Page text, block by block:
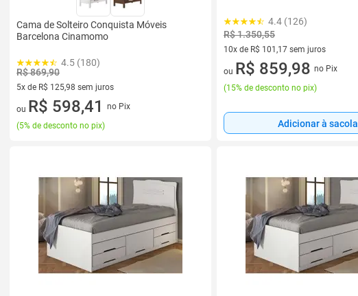
Cama de Solteiro Conquista Móveis
Barcelona Cinamomo
4.5 (180)
R$ 869,90
5x de R$ 125,98 sem juros
5 vez de R$ 125,98 sem juros
ou R$ 598,41
no Pix
(5% de desconto no pix)
4.4 (126)
R$ 1.350,55
10x de R$ 101,17 sem juros
10 vez de R$ 101,17 sem juros
ou R$ 859,98 no Pix
(15% de desconto no pix)
Adicionar à sacola